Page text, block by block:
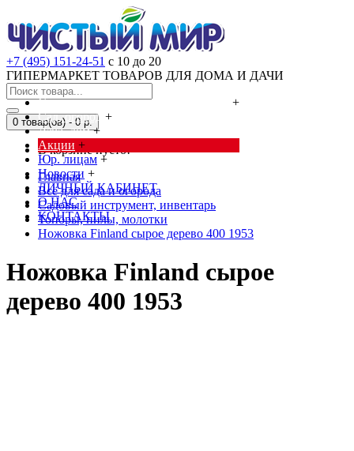
+7 (495) 151-24-51 с 10 до 20
ГИПЕРМАРКЕТ ТОВАРОВ ДЛЯ ДОМА И ДАЧИ
Cредства от насекомых и грызунов
+
Сад, огород +
Дача, дом +
Акции +
Юр. лицам +
Новости +
ЛИЧНЫЙ КАБИНЕТ
О НАС
КОНТАКТЫ
0 товар(ов) - 0 р.
В корзине пусто!
Главная
Всё для сада и огорода
Садовый инструмент, инвентарь
Топоры, пилы, молотки
Ножовка Finland сырое дерево 400 1953
Ножовка Finland сырое
дерево 400 1953